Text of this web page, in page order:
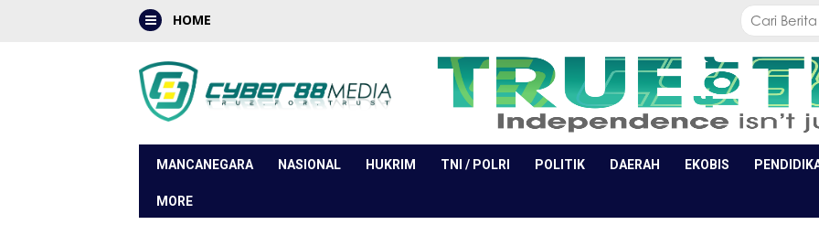
HOME
MANCANEGARA NASIONAL HUKRIM TNI / POLRI POLITIK DAERAH EKOBIS
MORE